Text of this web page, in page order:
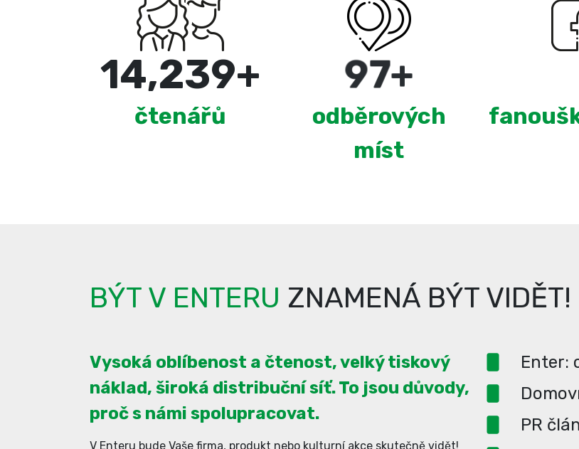
15,000+
čtenářů
180+
odběrových
míst
BÝT V ENTERU ZNAMENÁ BÝT VIDĚT!
Vysoká oblíbenost a čtenost, velký tiskový
náklad, široká distribuční síť. To jsou důvody,
proč s námi spolupracovat.
V Enteru bude Vaše firma, produkt nebo kulturní akce skutečně vidět!
Enter:
PR